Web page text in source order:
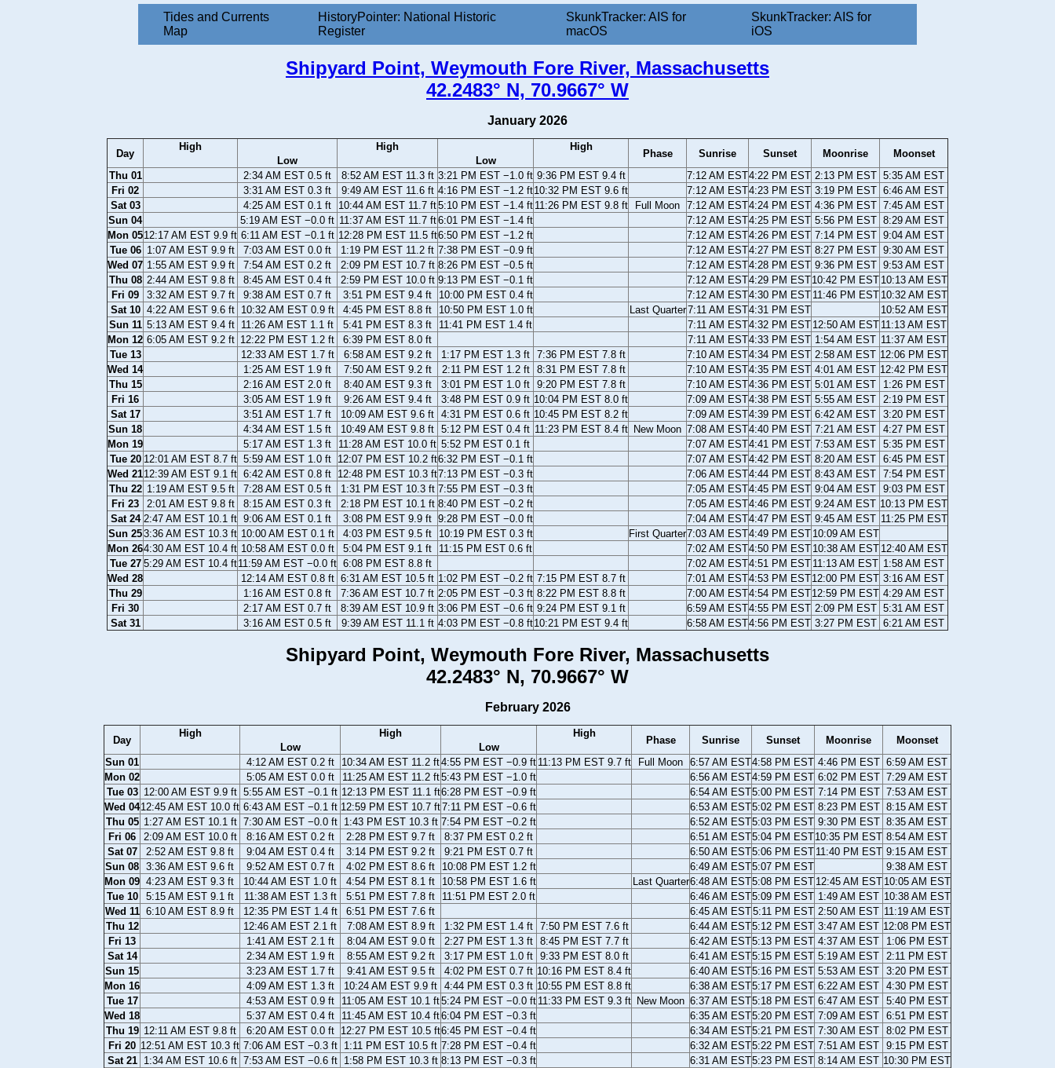
Tides and Currents
Map
HistoryPointer: National Historic
Register
SkunkTracker: AIS for
macOS
SkunkTracker: AIS for
iOS
Shipyard Point, Weymouth Fore River, Massachusetts
42.2483° N, 70.9667° W
January 2026
Day
High
Low
High
Low
High
Phase Sunrise Sunset Moonrise
Moonset
Thu 01
2:34 AM EST 0.5 ft 8:52 AM EST 11.3 ft 3:21 PM EST −1.0 ft 9:36 PM EST 9.4 ft 7:12 AM EST4:22 PM EST 2:13 PM EST 5:35 AM EST
Fri 02
3:31 AM EST 0.3 ft 9:49 AM EST 11.6 ft 4:16 PM EST −1.2 ft10:32 PM EST 9.6 ft 7:12 AM EST4:23 PM EST 3:19 PM EST 6:46 AM EST
Sat 03
4:25 AM EST 0.1 ft 10:44 AM EST 11.7 ft5:10 PM EST −1.4 ft 11:26 PM EST 9.8 ft Full Moon 7:12 AM EST4:24 PM EST 4:36 PM EST 7:45 AM EST
Sun 04
5:19 AM EST −0.0 ft 11:37 AM EST 11.7 ft6:01 PM EST −1.4 ft 7:12 AM EST4:25 PM EST 5:56 PM EST 8:29 AM EST
Mon 0512:17 AM EST 9.9 ft 6:11 AM EST −0.1 ft 12:28 PM EST 11.5 ft6:50 PM EST −1.2 ft 7:12 AM EST4:26 PM EST 7:14 PM EST 9:04 AM EST
Tue 06 1:07 AM EST 9.9 ft 7:03 AM EST 0.0 ft 1:19 PM EST 11.2 ft 7:38 PM EST −0.9 ft 7:12 AM EST4:27 PM EST 8:27 PM EST 9:30 AM EST
Wed 07 1:55 AM EST 9.9 ft 7:54 AM EST 0.2 ft 2:09 PM EST 10.7 ft 8:26 PM EST −0.5 ft 7:12 AM EST4:28 PM EST 9:36 PM EST 9:53 AM EST
Thu 08 2:44 AM EST 9.8 ft 8:45 AM EST 0.4 ft 2:59 PM EST 10.0 ft 9:13 PM EST −0.1 ft 7:12 AM EST4:29 PM EST10:42 PM EST 10:13 AM EST
Fri 09
3:32 AM EST 9.7 ft 9:38 AM EST 0.7 ft 3:51 PM EST 9.4 ft 10:00 PM EST 0.4 ft 7:12 AM EST4:30 PM EST 11:46 PM EST 10:32 AM EST
Sat 10 4:22 AM EST 9.6 ft 10:32 AM EST 0.9 ft 4:45 PM EST 8.8 ft 10:50 PM EST 1.0 ft Last Quarter7:11 AM EST4:31 PM EST
10:52 AM EST
Sun 11 5:13 AM EST 9.4 ft 11:26 AM EST 1.1 ft 5:41 PM EST 8.3 ft 11:41 PM EST 1.4 ft 7:11 AM EST4:32 PM EST 12:50 AM EST 11:13 AM EST
Mon 12 6:05 AM EST 9.2 ft 12:22 PM EST 1.2 ft 6:39 PM EST 8.0 ft 7:11 AM EST4:33 PM EST 1:54 AM EST 11:37 AM EST
Tue 13
12:33 AM EST 1.7 ft 6:58 AM EST 9.2 ft 1:17 PM EST 1.3 ft 7:36 PM EST 7.8 ft 7:10 AM EST4:34 PM EST 2:58 AM EST 12:06 PM EST
Wed 14
1:25 AM EST 1.9 ft 7:50 AM EST 9.2 ft 2:11 PM EST 1.2 ft 8:31 PM EST 7.8 ft 7:10 AM EST4:35 PM EST 4:01 AM EST 12:42 PM EST
Thu 15
2:16 AM EST 2.0 ft 8:40 AM EST 9.3 ft 3:01 PM EST 1.0 ft 9:20 PM EST 7.8 ft 7:10 AM EST4:36 PM EST 5:01 AM EST
1:26 PM EST
Fri 16
3:05 AM EST 1.9 ft 9:26 AM EST 9.4 ft 3:48 PM EST 0.9 ft 10:04 PM EST 8.0 ft 7:09 AM EST4:38 PM EST 5:55 AM EST 2:19 PM EST
Sat 17
3:51 AM EST 1.7 ft 10:09 AM EST 9.6 ft 4:31 PM EST 0.6 ft 10:45 PM EST 8.2 ft 7:09 AM EST4:39 PM EST 6:42 AM EST 3:20 PM EST
Sun 18
4:34 AM EST 1.5 ft 10:49 AM EST 9.8 ft 5:12 PM EST 0.4 ft 11:23 PM EST 8.4 ft New Moon 7:08 AM EST4:40 PM EST 7:21 AM EST 4:27 PM EST
Mon 19
5:17 AM EST 1.3 ft 11:28 AM EST 10.0 ft 5:52 PM EST 0.1 ft 7:07 AM EST4:41 PM EST 7:53 AM EST 5:35 PM EST
Tue 20 12:01 AM EST 8.7 ft 5:59 AM EST 1.0 ft 12:07 PM EST 10.2 ft6:32 PM EST −0.1 ft 7:07 AM EST4:42 PM EST 8:20 AM EST 6:45 PM EST
Wed 2112:39 AM EST 9.1 ft 6:42 AM EST 0.8 ft 12:48 PM EST 10.3 ft7:13 PM EST −0.3 ft 7:06 AM EST4:44 PM EST 8:43 AM EST 7:54 PM EST
Thu 22 1:19 AM EST 9.5 ft 7:28 AM EST 0.5 ft 1:31 PM EST 10.3 ft 7:55 PM EST −0.3 ft 7:05 AM EST4:45 PM EST 9:04 AM EST 9:03 PM EST
Fri 23
2:01 AM EST 9.8 ft 8:15 AM EST 0.3 ft 2:18 PM EST 10.1 ft 8:40 PM EST −0.2 ft 7:05 AM EST4:46 PM EST 9:24 AM EST 10:13 PM EST
Sat 24 2:47 AM EST 10.1 ft 9:06 AM EST 0.1 ft 3:08 PM EST 9.9 ft 9:28 PM EST −0.0 ft 7:04 AM EST4:47 PM EST 9:45 AM EST 11:25 PM EST
Sun 253:36 AM EST 10.3 ft 10:00 AM EST 0.1 ft 4:03 PM EST 9.5 ft 10:19 PM EST 0.3 ft First Quarter7:03 AM EST4:49 PM EST 10:09 AM EST
Mon 264:30 AM EST 10.4 ft 10:58 AM EST 0.0 ft 5:04 PM EST 9.1 ft 11:15 PM EST 0.6 ft 7:02 AM EST4:50 PM EST 10:38 AM EST 12:40 AM EST
Tue 27 5:29 AM EST 10.4 ft11:59 AM EST −0.0 ft 6:08 PM EST 8.8 ft 7:02 AM EST4:51 PM EST 11:13 AM EST 1:58 AM EST
Wed 28
12:14 AM EST 0.8 ft 6:31 AM EST 10.5 ft 1:02 PM EST −0.2 ft 7:15 PM EST 8.7 ft 7:01 AM EST4:53 PM EST12:00 PM EST 3:16 AM EST
Thu 29
1:16 AM EST 0.8 ft 7:36 AM EST 10.7 ft 2:05 PM EST −0.3 ft 8:22 PM EST 8.8 ft 7:00 AM EST4:54 PM EST12:59 PM EST 4:29 AM EST
Fri 30
2:17 AM EST 0.7 ft 8:39 AM EST 10.9 ft 3:06 PM EST −0.6 ft 9:24 PM EST 9.1 ft 6:59 AM EST4:55 PM EST 2:09 PM EST 5:31 AM EST
Sat 31
3:16 AM EST 0.5 ft 9:39 AM EST 11.1 ft 4:03 PM EST −0.8 ft10:21 PM EST 9.4 ft 6:58 AM EST4:56 PM EST 3:27 PM EST 6:21 AM EST
Shipyard Point, Weymouth Fore River, Massachusetts
42.2483° N, 70.9667° W
February 2026
Day
High
Low
High
Low
High
Phase Sunrise Sunset Moonrise
Moonset
Sun 01
4:12 AM EST 0.2 ft 10:34 AM EST 11.2 ft4:55 PM EST −0.9 ft 11:13 PM EST 9.7 ft Full Moon 6:57 AM EST4:58 PM EST 4:46 PM EST 6:59 AM EST
Mon 02
5:05 AM EST 0.0 ft 11:25 AM EST 11.2 ft5:43 PM EST −1.0 ft 6:56 AM EST4:59 PM EST 6:02 PM EST 7:29 AM EST
Tue 03 12:00 AM EST 9.9 ft 5:55 AM EST −0.1 ft 12:13 PM EST 11.1 ft6:28 PM EST −0.9 ft 6:54 AM EST5:00 PM EST 7:14 PM EST 7:53 AM EST
Wed 0412:45 AM EST 10.0 ft 6:43 AM EST −0.1 ft 12:59 PM EST 10.7 ft7:11 PM EST −0.6 ft 6:53 AM EST5:02 PM EST 8:23 PM EST 8:15 AM EST
Thu 05 1:27 AM EST 10.1 ft 7:30 AM EST −0.0 ft 1:43 PM EST 10.3 ft 7:54 PM EST −0.2 ft 6:52 AM EST5:03 PM EST 9:30 PM EST 8:35 AM EST
Fri 06
2:09 AM EST 10.0 ft 8:16 AM EST 0.2 ft 2:28 PM EST 9.7 ft 8:37 PM EST 0.2 ft 6:51 AM EST5:04 PM EST10:35 PM EST 8:54 AM EST
Sat 07
2:52 AM EST 9.8 ft 9:04 AM EST 0.4 ft 3:14 PM EST 9.2 ft 9:21 PM EST 0.7 ft 6:50 AM EST5:06 PM EST 11:40 PM EST 9:15 AM EST
Sun 08 3:36 AM EST 9.6 ft 9:52 AM EST 0.7 ft 4:02 PM EST 8.6 ft 10:08 PM EST 1.2 ft 6:49 AM EST5:07 PM EST
9:38 AM EST
Mon 09 4:23 AM EST 9.3 ft 10:44 AM EST 1.0 ft 4:54 PM EST 8.1 ft 10:58 PM EST 1.6 ft Last Quarter6:48 AM EST5:08 PM EST 12:45 AM EST 10:05 AM EST
Tue 10
5:15 AM EST 9.1 ft 11:38 AM EST 1.3 ft 5:51 PM EST 7.8 ft 11:51 PM EST 2.0 ft 6:46 AM EST5:09 PM EST 1:49 AM EST 10:38 AM EST
Wed 11 6:10 AM EST 8.9 ft 12:35 PM EST 1.4 ft 6:51 PM EST 7.6 ft 6:45 AM EST5:11 PM EST 2:50 AM EST 11:19 AM EST
Thu 12
12:46 AM EST 2.1 ft 7:08 AM EST 8.9 ft 1:32 PM EST 1.4 ft 7:50 PM EST 7.6 ft 6:44 AM EST5:12 PM EST 3:47 AM EST 12:08 PM EST
Fri 13
1:41 AM EST 2.1 ft 8:04 AM EST 9.0 ft 2:27 PM EST 1.3 ft 8:45 PM EST 7.7 ft 6:42 AM EST5:13 PM EST 4:37 AM EST
1:06 PM EST
Sat 14
2:34 AM EST 1.9 ft 8:55 AM EST 9.2 ft 3:17 PM EST 1.0 ft 9:33 PM EST 8.0 ft 6:41 AM EST5:15 PM EST 5:19 AM EST
2:11 PM EST
Sun 15
3:23 AM EST 1.7 ft 9:41 AM EST 9.5 ft 4:02 PM EST 0.7 ft 10:16 PM EST 8.4 ft 6:40 AM EST5:16 PM EST 5:53 AM EST 3:20 PM EST
Mon 16
4:09 AM EST 1.3 ft 10:24 AM EST 9.9 ft 4:44 PM EST 0.3 ft 10:55 PM EST 8.8 ft 6:38 AM EST5:17 PM EST 6:22 AM EST 4:30 PM EST
Tue 17
4:53 AM EST 0.9 ft 11:05 AM EST 10.1 ft5:24 PM EST −0.0 ft 11:33 PM EST 9.3 ft New Moon 6:37 AM EST5:18 PM EST 6:47 AM EST 5:40 PM EST
Wed 18
5:37 AM EST 0.4 ft 11:45 AM EST 10.4 ft6:04 PM EST −0.3 ft 6:35 AM EST5:20 PM EST 7:09 AM EST 6:51 PM EST
Thu 19 12:11 AM EST 9.8 ft 6:20 AM EST 0.0 ft 12:27 PM EST 10.5 ft6:45 PM EST −0.4 ft 6:34 AM EST5:21 PM EST 7:30 AM EST 8:02 PM EST
Fri 20 12:51 AM EST 10.3 ft 7:06 AM EST −0.3 ft 1:11 PM EST 10.5 ft 7:28 PM EST −0.4 ft 6:32 AM EST5:22 PM EST 7:51 AM EST 9:15 PM EST
Sat 21
1:34 AM EST 10.6 ft 7:53 AM EST −0.6 ft 1:58 PM EST 10.3 ft 8:13 PM EST −0.3 ft 6:31 AM EST5:23 PM EST 8:14 AM EST 10:30 PM EST